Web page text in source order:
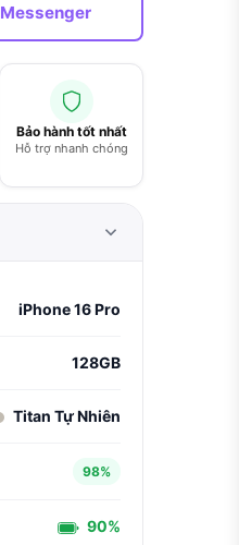
Messenger
Bảo hành tốt nhất
Hỗ trợ nhanh chóng
iPhone 16 Pro
128GB
Titan Tự Nhiên
98%
90%